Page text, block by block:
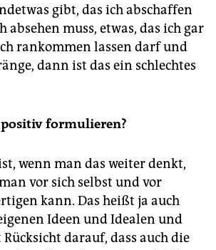
gibt, das ich abschaffen
absehen muss, etwas, das ich gar
rankommen lassen darf und
dann ist das ein schlechtes
positiv formulieren?
wenn man das weiter denkt,
vor sich selbst und vor
kann. Das heißt ja auch
Ideen und Idealen und
darauf, dass auch die